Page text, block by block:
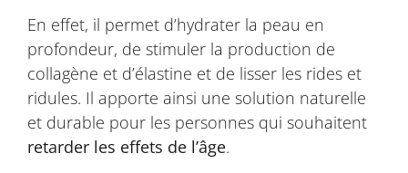
En effet, il permet d’hydrater la peau en
profondeur, de stimuler la production de
collagène et d’élastine et de lisser les rides et
ridules. Il apporte ainsi une solution naturelle
et durable pour les personnes qui souhaitent
retarder les effets de l’âge.